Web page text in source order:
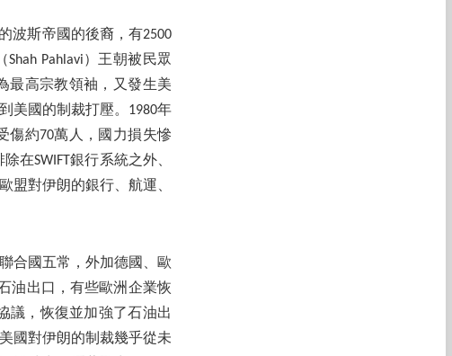
波斯帝國的後裔，有2500
Pahlavi）王朝被民眾
最高宗教領袖，又發生美
美國的制裁打壓。1980年
傷約70萬人，國力損失慘
在SWIFT銀行系統之外、
盟對伊朗的銀行、航運、
合國五常，外加德國、歐
油出口，有些歐洲企業恢
議，恢復並加強了石油出
國對伊朗的制裁幾乎從未